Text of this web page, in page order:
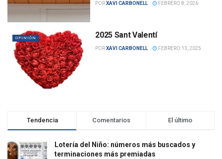
PORXAVI CARBONELL FEBRERO 8, 2026
OPINIÓN 2025 Sant Valentí
PORXAVI CARBONELL FEBRERO 13, 2025
Tendencia Comentarios El último
Lotería del Niño: números más buscados y
terminaciones más premiadas